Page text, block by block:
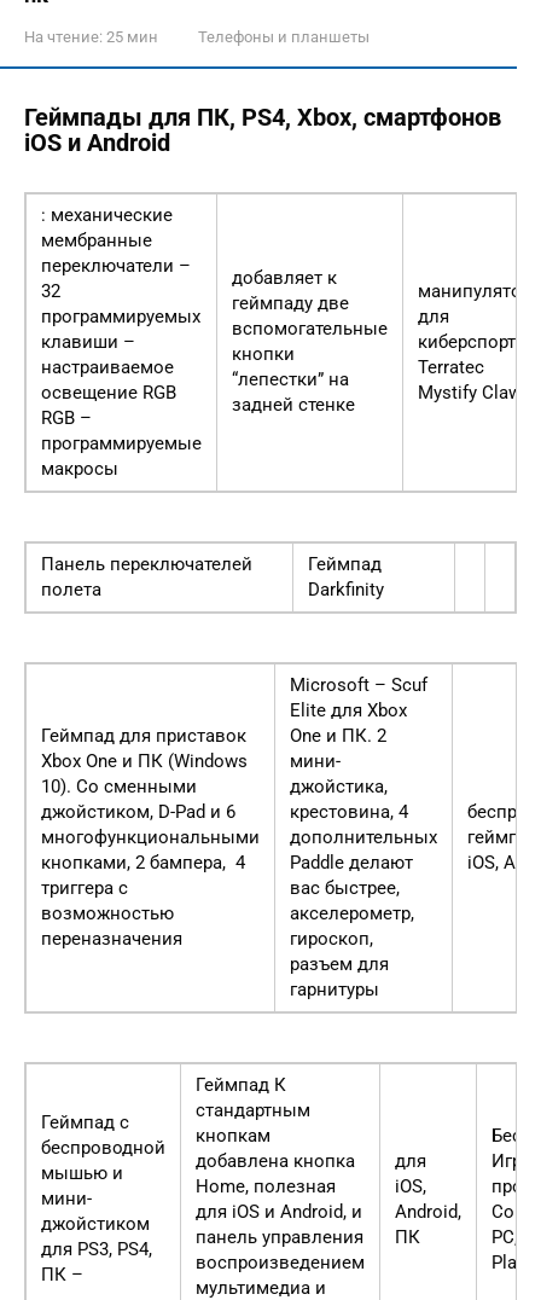
На чтение: 25 мин Телефоны и планшеты
Геймпады для ПК, PS4, Xbox, смартфонов
iOS и Android
: механические
мембранные
переключатели –
32
программируемых
клавиши –
настраиваемое
освещение RGB
RGB –
программируемые
макросы
добавляет к
геймпаду две
вспомогательные
кнопки
“лепестки” на
задней стенке
манипулятор
для
киберспорта
Terratec
Mystify Claw
Панель переключателей
полета
Геймпад
Darkfinity
Геймпад для приставок
Xbox One и ПК (Windows
10). Со сменными
джойстиком, D-Pad и 6
многофункциональными
кнопками, 2 бампера, 4
триггера с
возможностью
переназначения
Microsoft – Scuf
Elite для Xbox
One и ПК. 2
мини-
джойстика,
крестовина, 4
дополнительных
Paddle делают
вас быстрее,
акселерометр,
гироскоп,
разъем для
гарнитуры
iOS,
Геймпад с
беспроводной
мышью и
мини-
джойстиком
для PS3, PS4,
ПК –
Геймпад К
стандартным
кнопкам
добавлена кнопка
Home, полезная
для iOS и Android, и
панель управления
воспроизведением
мультимедиа и
для
iOS,
Android,
ПК
Игра
PC,